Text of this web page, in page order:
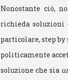
Nonostante ciò,
richieda soluzioni
particolare, step
politicamente
soluzione che sia